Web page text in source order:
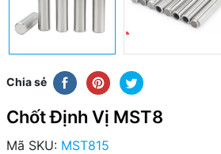
Chia sẻ
Chốt Định Vị MST8
Mã SKU: MST815